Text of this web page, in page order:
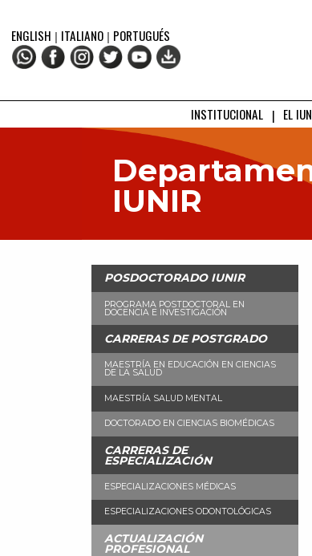
ENGLISH | ITALIANO | PORTUGUÉS
INSTITUCIONAL EL
IUNIR
POSDOCTORADO IUNIR
PROGRAMA POSTDOCTORAL EN
DOCENCIA E INVESTIGACIÓN
CARRERAS DE POSTGRADO
MAESTRÍA EN EDUCACIÓN EN CIENCIAS
DE LA SALUD
MAESTRÍA SALUD MENTAL
DOCTORADO EN CIENCIAS BIOMÉDICAS
CARRERAS DE
ESPECIALIZACIÓN
ESPECIALIZACIONES MÉDICAS
ESPECIALIZACIONES ODONTOLÓGICAS
ACTUALIZACIÓN
PROFESIONAL